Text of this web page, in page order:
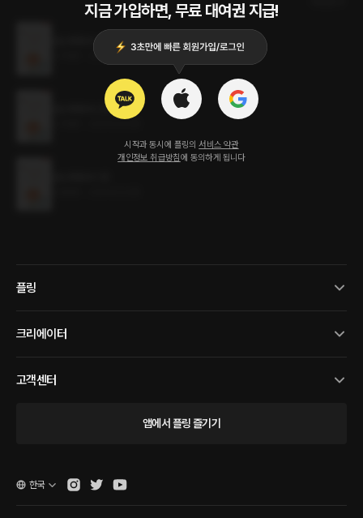
지금 가입하면, 무료 대여권 지급!
시작과 동시에 플링의 서비스 약관
개인정보 취급방침에 동의하게 됩니다
금소화동숙 3권 (완결)
2024.03.08
금소화동숙 2권
플링
크리에이터
고객센터
앱에서 플링 즐기기
한국